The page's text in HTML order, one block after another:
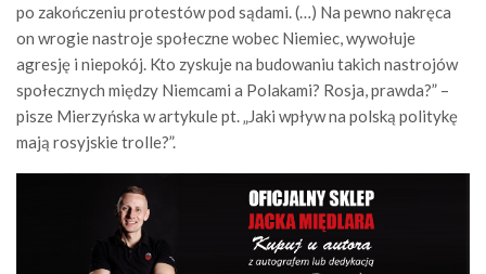
po zakończeniu protestów pod sądami. (…) Na pewno nakręca
on wrogie nastroje społeczne wobec Niemiec, wywołuje
agresję i niepokój. Kto zyskuje na budowaniu takich nastrojów
społecznych między Niemcami a Polakami? Rosja, prawda?” –
pisze Mierzyńska w artykule pt. „Jaki wpływ na polską politykę
mają rosyjskie trolle?”.